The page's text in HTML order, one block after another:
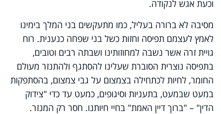
וכעת אגש לנקודה.
מסיבה לא ברורה בעליל, כמו מתעקשים בני המלך בימינו
לאמץ לעצמם תפיסה וחזות כשל בני שפחה כנענית. רוח
גויית זרה אשר נשבה למחוזותינו ושבתה רבים וטובים,
בתפיסה נוצרית הסוברת שעלינו להסתגף ולהתנזר מעולם
החומר, לחיות לכתחילה בצמצום על גבי צמצום, בהסתפקות
במעט שבמעט, בתעניות וסיגופים, כמעט עד כדי "צידוק
הדין" – "ברוך דיין האמת" בחיי חיותנו. חסר רק המנזר.